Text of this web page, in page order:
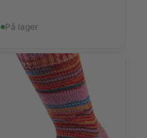
På lager